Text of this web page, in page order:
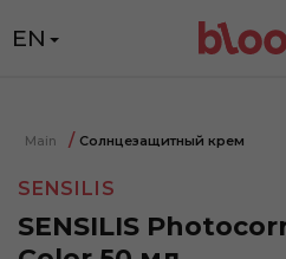
EN
Main Солнцезащитный крем
SENSILIS
SENSILIS